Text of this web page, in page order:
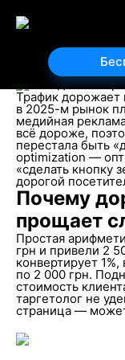
дорогой трафик:
01.07.2026
Автор статьи:
Андрей
Трафик дорожает
в 2025-м рынок
медийная
всё дороже,
перестала быть
optimization —
«сделать кнопку
дорогой
Почему
прощает
Простая
грн и привели 2
конвертирует
по 2 000 грн.
стоимость
таргетолог не
страница —